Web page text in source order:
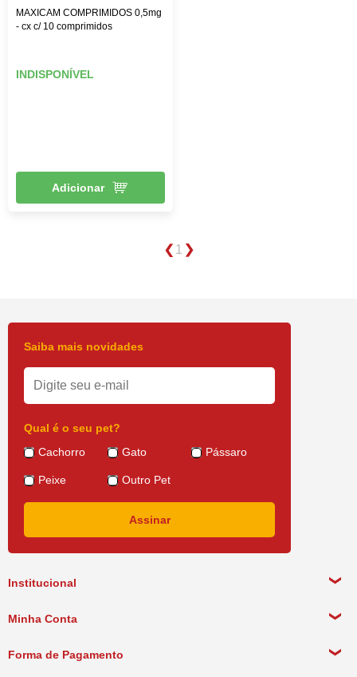
MAXICAM COMPRIMIDOS 0,5mg
- cx c/ 10 comprimidos
INDISPONÍVEL
Adicionar
1
Institucional
Política de Pagamento
Minha Conta
Forma de Pagamento
Saiba mais novidades
Qual é o seu pet?
Cachorro
Gato Pássaro
Peixe Outro Pet